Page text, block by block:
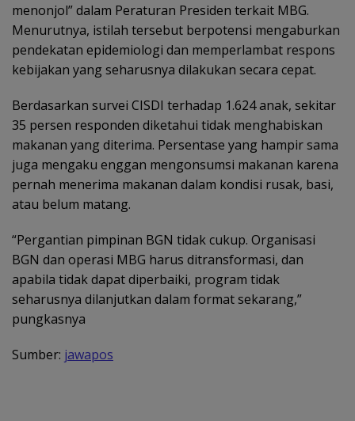
menonjol” dalam Peraturan Presiden terkait MBG.
Menurutnya, istilah tersebut berpotensi mengaburkan
pendekatan epidemiologi dan memperlambat respons
kebijakan yang seharusnya dilakukan secara cepat.
Berdasarkan survei CISDI terhadap 1.624 anak, sekitar
35 persen responden diketahui tidak menghabiskan
makanan yang diterima. Persentase yang hampir sama
juga mengaku enggan mengonsumsi makanan karena
pernah menerima makanan dalam kondisi rusak, basi,
atau belum matang.
“Pergantian pimpinan BGN tidak cukup. Organisasi
BGN dan operasi MBG harus ditransformasi, dan
apabila tidak dapat diperbaiki, program tidak
seharusnya dilanjutkan dalam format sekarang,”
pungkasnya
Sumber: jawapos